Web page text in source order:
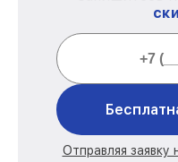
Отправляя